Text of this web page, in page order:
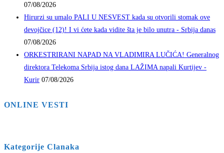
07/08/2026
Hirurzi su umalo PALI U NESVEST kada su otvorili stomak ove
devojčice (12)! I vi ćete kada vidite šta je bilo unutra - Srbija danas
07/08/2026
ORKESTRIRANI NAPAD NA VLADIMIRA LUČIĆA! Generalnog
direktora Telekoma Srbija istog dana LAŽIMA napali Kurtijev -
Kurir 07/08/2026
ONLINE VESTI
Kategorije Clanaka